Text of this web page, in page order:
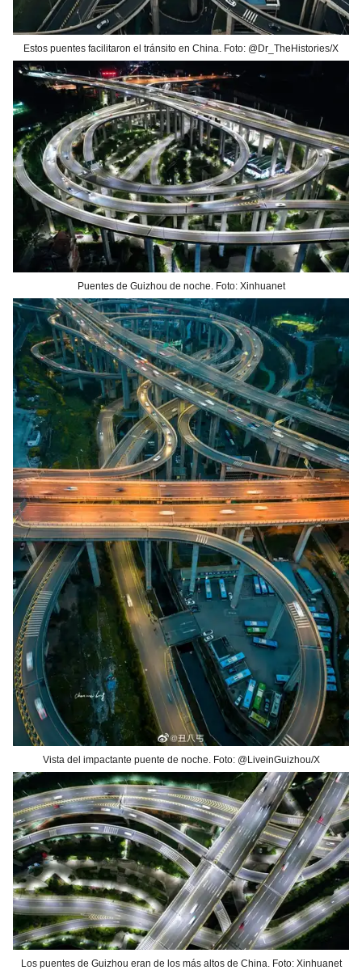
Estos puentes facilitaron el tránsito en China. Foto: @Dr_TheHistories/X
Puentes de Guizhou de noche. Foto: Xinhuanet
Vista del impactante puente de noche. Foto: @LiveinGuizhou/X
Los puentes de Guizhou eran de los más altos de China. Foto: Xinhuanet